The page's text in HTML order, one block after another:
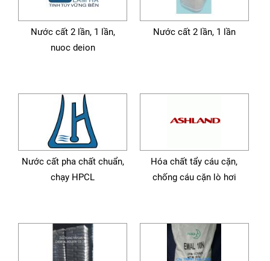
Nước cất 2 lần, 1 lần,
nuoc deion
Nước cất 2 lần, 1 lần
Nước cất pha chất chuẩn,
chạy HPCL
Hóa chất tẩy cáu cặn,
chống cáu cặn lò hơi